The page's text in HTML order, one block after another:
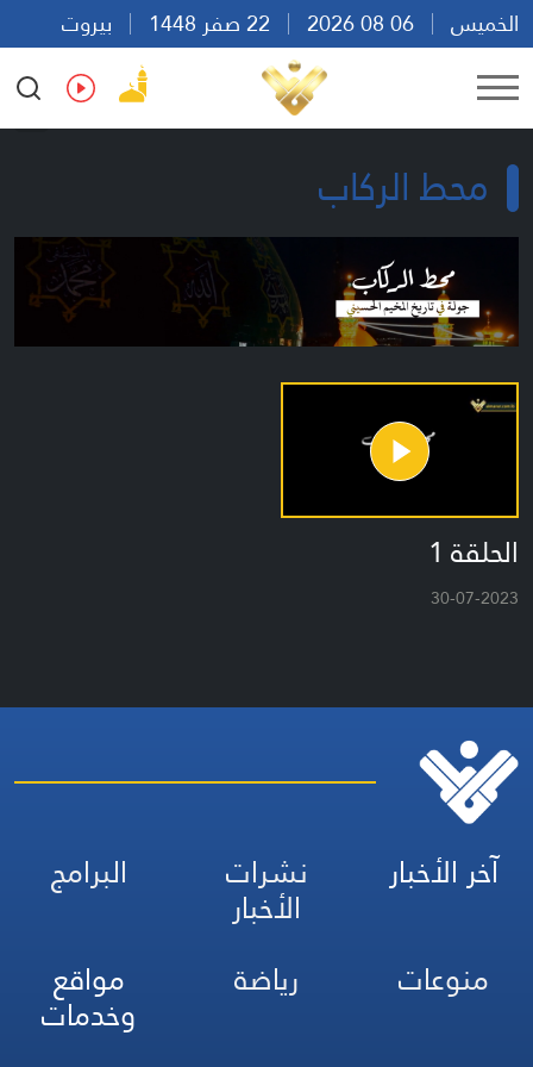
الخميس
بيروت
18:14
Ar En Fr Es
محط الركاب
الحلقة 1
30-07-2023
آخر الأخبار نشرات
الأخبار
البرامج
منوعات
رياضة مواقع
وخدمات